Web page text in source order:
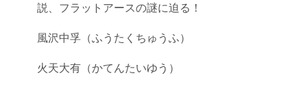
説、フラットアースの謎に迫る！
風沢中孚（ふうたくちゅうふ）
火天大有（かてんたいゆう）